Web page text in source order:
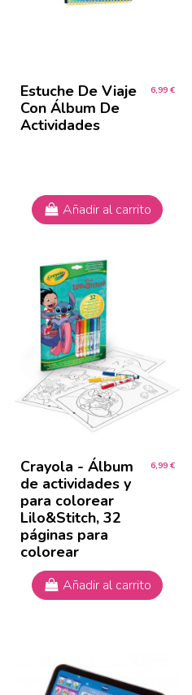
Estuche De Viaje
Con Álbum De
Actividades
6,99 €
Añadir al carrito
Crayola - Álbum
de actividades y
para colorear
Lilo&Stitch, 32
páginas para
colorear
6,99 €
Añadir al carrito